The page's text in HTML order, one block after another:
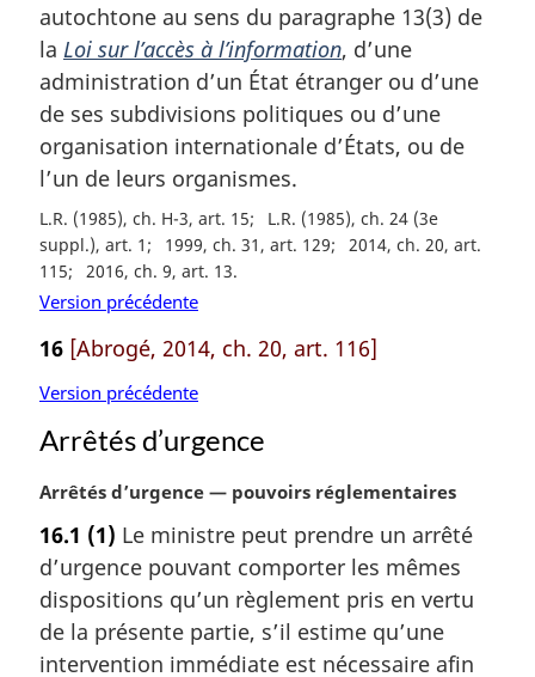
autochtone au sens du paragraphe 13(3) de
la Loi sur l’accès à l’information, d’une
administration d’un État étranger ou d’une
de ses subdivisions politiques ou d’une
organisation internationale d’États, ou de
l’un de leurs organismes.
L.R. (1985), ch. H-3, art. 15
L.R. (1985), ch. 24 (3e
suppl.), art. 1
1999, ch. 31, art. 129
2014, ch. 20, art.
115
2016, ch. 9, art. 13
Version précédente
16 [Abrogé, 2014, ch. 20, art. 116]
Version précédente
Arrêtés d’urgence
N
t
e
m
a
Arrêtés d’urgence — pouvoirs réglementaires
16.1 (1) Le ministre peut prendre un arrêté
d’urgence pouvant comporter les mêmes
dispositions qu’un règlement pris en vertu
de la présente partie, s’il estime qu’une
intervention immédiate est nécessaire afin